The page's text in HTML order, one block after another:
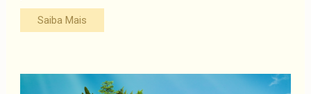
Saiba Mais